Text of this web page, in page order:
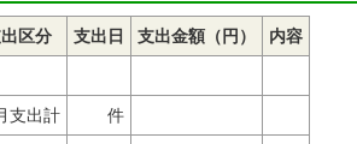
区分 支出日 支出金額（円） 内容
支出計 件